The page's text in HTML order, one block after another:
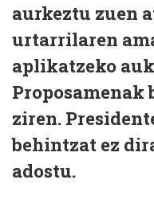
aurkeztu zuen
urtarrilaren
aplikatzeko
Proposamenak
ziren.
behintzat ez
adostu.